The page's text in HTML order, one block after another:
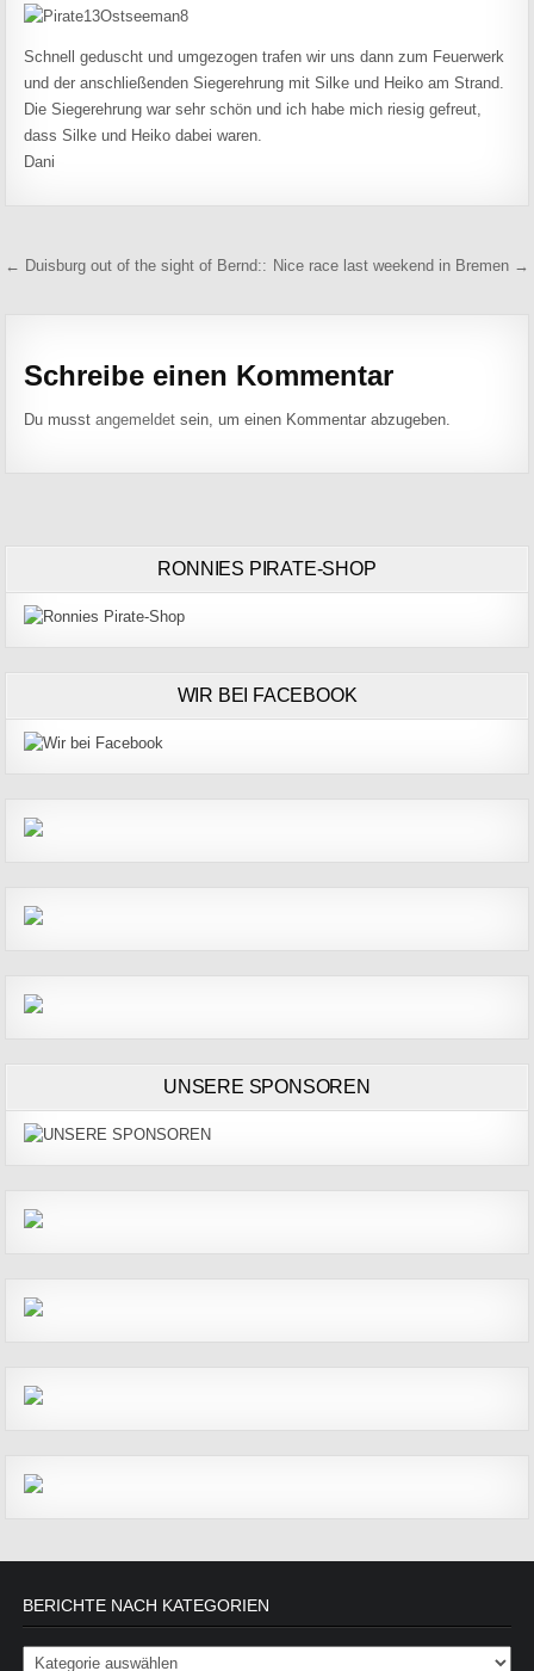
Schnell geduscht und umgezogen trafen wir uns dann zum Feuerwerk
und der anschließenden Siegerehrung mit Silke und Heiko am Strand.
Die Siegerehrung war sehr schön und ich habe mich riesig gefreut,
dass Silke und Heiko dabei waren.
Dani
Beitragsnavigation
← Duisburg out of the sight of Bernd:: Nice race last weekend in Bremen →
Schreibe einen Kommentar
Du musstangemeldet sein, um einen Kommentar abzugeben.
RONNIES PIRATE-SHOP
WIR BEI FACEBOOK
UNSERE SPONSOREN
BERICHTE NACH KATEGORIEN
Berichte nach Kategorien